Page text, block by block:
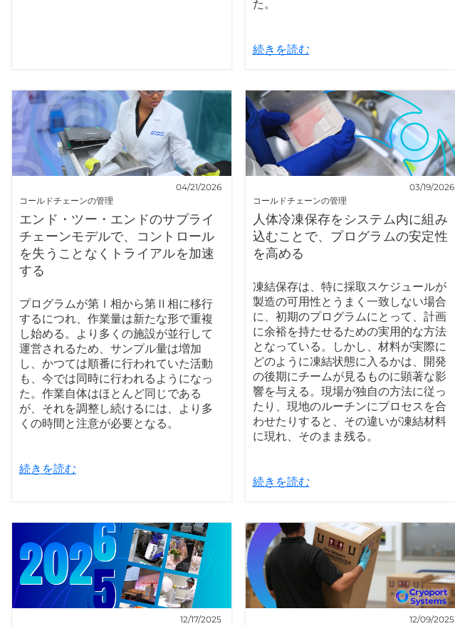
た。
続きを読む
コールドチェーンの管理
04/21/2026
エンド・ツー・エンドのサプライ
チェーンモデルで、コントロール
を失うことなくトライアルを加速
する
プログラムが第Ⅰ相から第Ⅱ相に移行
するにつれ、作業量は新たな形で重複
し始める。より多くの施設が並行して
運営されるため、サンプル量は増加
し、かつては順番に行われていた活動
も、今では同時に行われるようになっ
た。作業自体はほとんど同じである
が、それを調整し続けるには、より多
くの時間と注意が必要となる。
続きを読む
コールドチェーンの管理
03/19/2026
人体冷凍保存をシステム内に組み
込むことで、プログラムの安定性
を高める
凍結保存は、特に採取スケジュールが
製造の可用性とうまく一致しない場合
に、初期のプログラムにとって、計画
に余裕を持たせるための実用的な方法
となっている。しかし、材料が実際に
どのように凍結状態に入るかは、開発
の後期にチームが見るものに顕著な影
響を与える。現場が独自の方法に従っ
たり、現地のルーチンにプロセスを合
わせたりすると、その違いが凍結材料
に現れ、そのまま残る。
続きを読む
12/17/2025 12/09/2025